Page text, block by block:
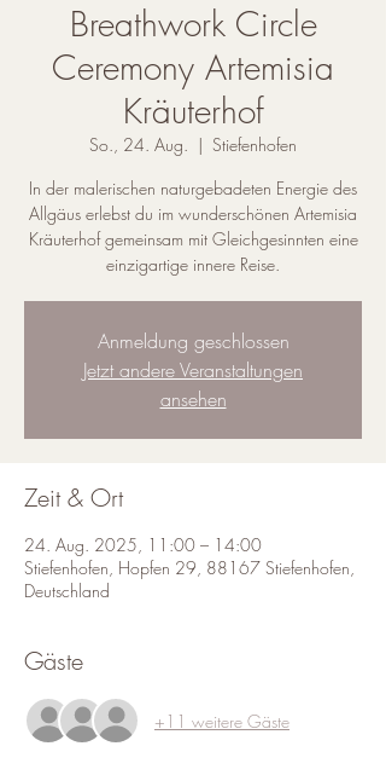
Breathwork Circle
Ceremony Artemisia
Kräuterhof
So., 24. Aug.
  |
Stiefenhofen
In der malerischen naturgebadeten Energie des
Allgäus erlebst du im wunderschönen Artemisia
Kräuterhof gemeinsam mit Gleichgesinnten eine
einzigartige innere Reise.
Anmeldung geschlossen
Jetzt andere Veranstaltungen
ansehen
Zeit & Ort
24. Aug. 2025, 11:00 – 14:00
Stiefenhofen, Hopfen 29, 88167 Stiefenhofen,
Deutschland
Gäste
+11 weitere Gäste